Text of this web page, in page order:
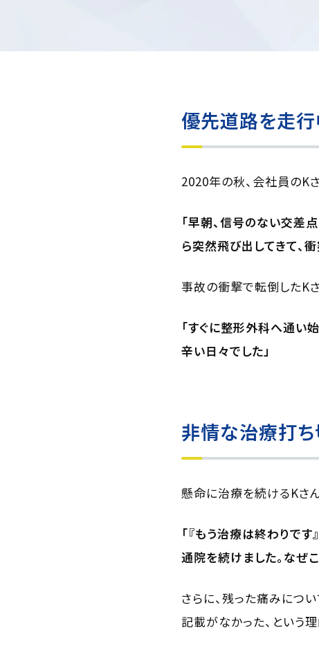
優先道路を走行
2020年の秋、会社員のK
「早朝、信号のない交差
ら突然飛び出してきて、衝
事故の衝撃で転倒したK
「すぐに整形外科へ通い
辛い日々でした」
非情な治療打ち
懸命に治療を続けるKさ
「『もう治療は終わりで
通院を続けました。なぜ
さらに、残った痛みにつ
記載がなかった、という理